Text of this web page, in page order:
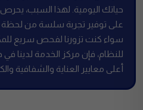
حياتك اليومية. لهذا السبب، يحرص
على توفير تجربة سلسة من لحظة
سواء كنت تزورنا لفحص سريع
للنظام، فإن مركز الخدمة لدينا
أعلى معايير العناية والشفافية